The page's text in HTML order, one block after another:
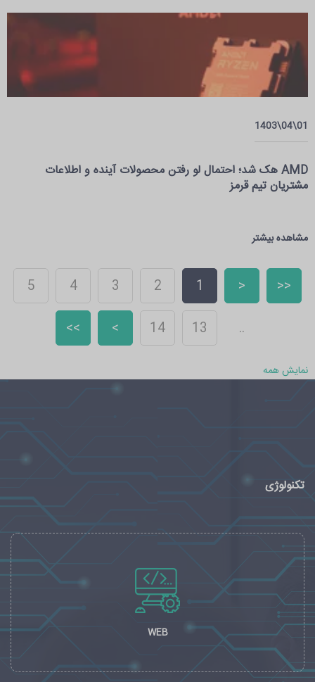
01\04\1403
AMD هک شد؛ احتمال لو رفتن محصولات آینده و اطلاعات
مشتریان تیم قرمز
مشاهده بیشتر
<<
<
1
2
3
4
5
..
13
14
>
>>
نمایش همه
تکنولوژی
WEB